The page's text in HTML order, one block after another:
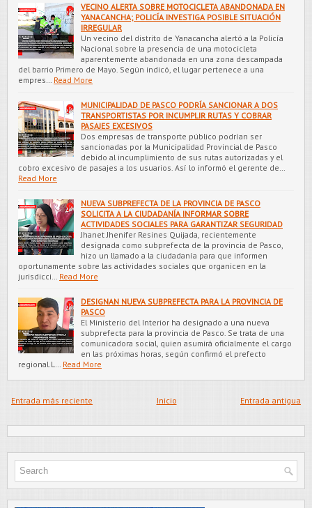
VECINO ALERTA SOBRE MOTOCICLETA ABANDONADA EN
YANACANCHA; POLICÍA INVESTIGA POSIBLE SITUACIÓN
IRREGULAR
Un vecino del distrito de Yanacancha alertó a la Policía
Nacional sobre la presencia de una motocicleta
aparentemente abandonada en una zona descampada
del barrio Primero de Mayo. Según indicó, el lugar pertenece a una
empres…
Read More
MUNICIPALIDAD DE PASCO PODRÍA SANCIONAR A DOS
TRANSPORTISTAS POR INCUMPLIR RUTAS Y COBRAR
PASAJES EXCESIVOS
Dos empresas de transporte público podrían ser
sancionadas por la Municipalidad Provincial de Pasco
debido al incumplimiento de sus rutas autorizadas y el
cobro excesivo de pasajes a los usuarios. Así lo informó el gerente de…
Read More
NUEVA SUBPREFECTA DE LA PROVINCIA DE PASCO
SOLICITA A LA CIUDADANÍA INFORMAR SOBRE
ACTIVIDADES SOCIALES PARA GARANTIZAR SEGURIDAD
Jhanet Jhenifer Resines Quijada, recientemente
designada como subprefecta de la provincia de Pasco,
hizo un llamado a la ciudadanía para que informen
oportunamente sobre las actividades sociales que organicen en la
jurisdicci…
Read More
DESIGNAN NUEVA SUBPREFECTA PARA LA PROVINCIA DE
PASCO
El Ministerio del Interior ha designado a una nueva
subprefecta para la provincia de Pasco. Se trata de una
comunicadora social, quien asumirá oficialmente el cargo
en las próximas horas, según confirmó el prefecto
regional.L…
Read More
Entrada más reciente Entrada antigua
Inicio